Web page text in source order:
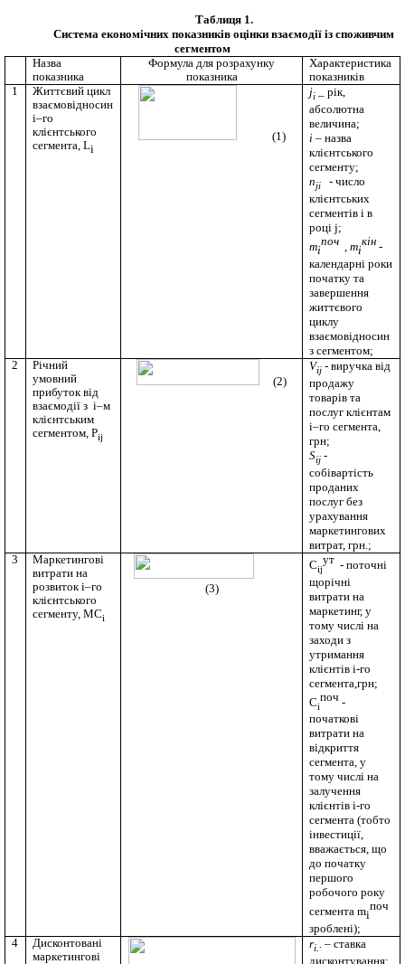
Таблиця 1.
Система економічних показників оцінки взаємодії із споживчим
сегментом
Назва
показника
Формула для розрахунку
показника
Характеристика
показників
1
Життєвий цикл
взаємовідносин
i–го
клієнтського
сегмента,Lі
(1)
ji – рік,
абсолютна
величина;
i – назва
клієнтського
сегменту;
nji
- число
клієнтських
сегментівi в
роціj;
mі
поч ,mі
кін -
календарні роки
початку та
завершення
життєвого
циклу
взаємовідносин
з сегментом;
2
Річний
умовний
прибуток від
взаємодії зi–м
клієнтським
сегментом,Pij
(2)
Vij -виручка від
продажу
товарів та
послуг клієнтам
i–го сегмента,
грн;
Sij -
собівартість
проданих
послуг без
урахування
маркетингових
витрат, грн.;
3
Маркетингові
витрати на
розвитокi–го
клієнтського
сегменту,MCi
(3)
Cij
ут - поточні
щорічні
витрати на
маркетинг, у
томучислі на
заходи з
утримання
клієнтів i-го
сегмента,грн;
Ci
поч -
початкові
витрати на
відкриття
сегмента, у
томучислі на
залучення
клієнтів i-го
сегмента (тобто
інвестиції,
вважається,що
до початку
першого
робочого року
сегмента mі
поч
зроблені);
4
Дисконтовані
маркетингові
ri.. – ставка
дисконтування;